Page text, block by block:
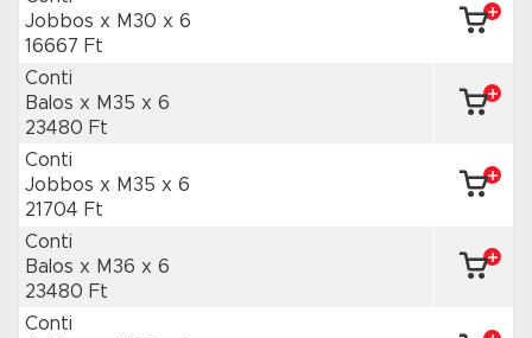
Jobbos x M30 x 6
16667 Ft
Conti
Balos x M35 x 6
23480 Ft
Conti
Jobbos x M35 x 6
21704 Ft
Conti
Balos x M36 x 6
23480 Ft
Conti